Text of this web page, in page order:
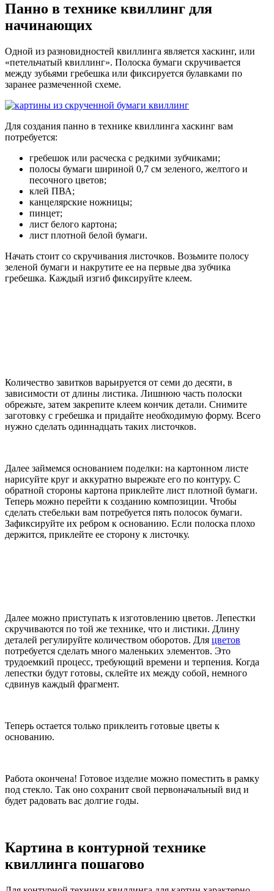
Панно в технике квиллинг для
начинающих
Одной из разновидностей квиллинга является хаскинг, или
«петельчатый квиллинг». Полоска бумаги скручивается
между зубьями гребешка или фиксируется булавками по
заранее размеченной схеме.
Для создания панно в технике квиллинга хаскинг вам
потребуется:
гребешок или расческа с редкими зубчиками;
полосы бумаги шириной 0,7 см зеленого, желтого и
песочного цветов;
клей ПВА;
канцелярские ножницы;
пинцет;
лист белого картона;
лист плотной белой бумаги.
Начать стоит со скручивания листочков. Возьмите полосу
зеленой бумаги и накрутите ее на первые два зубчика
гребешка. Каждый изгиб фиксируйте клеем.
Количество завитков варьируется от семи до десяти, в
зависимости от длины листика. Лишнюю часть полоски
обрежьте, затем закрепите клеем кончик детали. Снимите
заготовку с гребешка и придайте необходимую форму. Всего
нужно сделать одиннадцать таких листочков.
Далее займемся основанием поделки: на картонном листе
нарисуйте круг и аккуратно вырежьте его по контуру. С
обратной стороны картона приклейте лист плотной бумаги.
Теперь можно перейти к созданию композиции. Чтобы
сделать стебельки вам потребуется пять полосок бумаги.
Зафиксируйте их ребром к основанию. Если полоска плохо
держится, приклейте ее сторону к листочку.
Далее можно приступать к изготовлению цветов. Лепестки
скручиваются по той же технике, что и листики. Длину
деталей регулируйте количеством оборотов. Для цветов
потребуется сделать много маленьких элементов. Это
трудоемкий процесс, требующий времени и терпения. Когда
лепестки будут готовы, склейте их между собой, немного
сдвинув каждый фрагмент.
Теперь остается только приклеить готовые цветы к
основанию.
Работа окончена! Готовое изделие можно поместить в рамку
под стекло. Так оно сохранит свой первоначальный вид и
будет радовать вас долгие годы.
Картина в контурной технике
квиллинга пошагово